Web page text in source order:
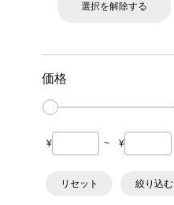
選択を解除する
価格
¥ ~ ¥
リセット 絞り込む